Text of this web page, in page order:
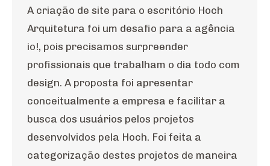
A criação de site para o escritório Hoch
Arquitetura foi um desafio para a agência
io!, pois precisamos surpreender
profissionais que trabalham o dia todo com
design. A proposta foi apresentar
conceitualmente a empresa e facilitar a
busca dos usuários pelos projetos
desenvolvidos pela Hoch. Foi feita a
categorização destes projetos de maneira